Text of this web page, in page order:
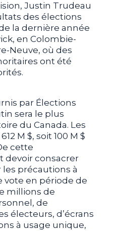
Justin Trudeau
des élections
la dernière année
en Colombie-
Neuve, où des
ont été
par Élections
sera le plus
du Canada. Les
M $, soit 100 M $
cette
devoir consacrer
précautions à
vote en période de
millions de
de
électeurs, d’écrans
à usage unique,